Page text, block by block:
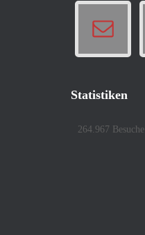
Statistiken
264.967 Besuche